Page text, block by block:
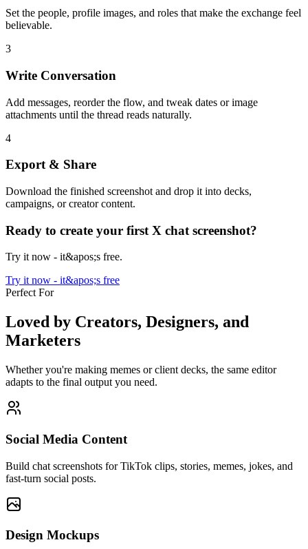
Set the people, profile images, and roles that make the exchange feel
believable.
3
Write Conversation
Add messages, reorder the flow, and tweak dates or image
attachments until the thread reads naturally.
4
Export & Share
Download the finished screenshot and drop it into decks,
campaigns, or creator content.
Ready to create your first X chat screenshot?
Try it now - it&apos;s free.
Try it now - it&apos;s free
Perfect For
Loved by Creators, Designers, and
Marketers
Whether you're making memes or client decks, the same editor
adapts to the final output you need.
Social Media Content
Build chat screenshots for TikTok clips, stories, memes, jokes, and
fast-turn social posts.
Design Mockups